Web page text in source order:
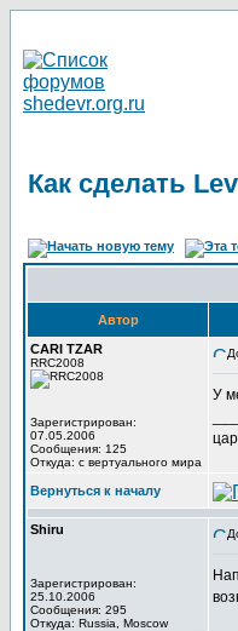
Как сделать
Автор
CARI TZAR
RRC2008
Зарегистрирован:
07.05.2006
Сообщения: 125
Откуда: с вертуального мира
У
Вернуться к началу
Shiru
Зарегистрирован:
25.10.2006
Сообщения: 295
Откуда: Russia, Moscow